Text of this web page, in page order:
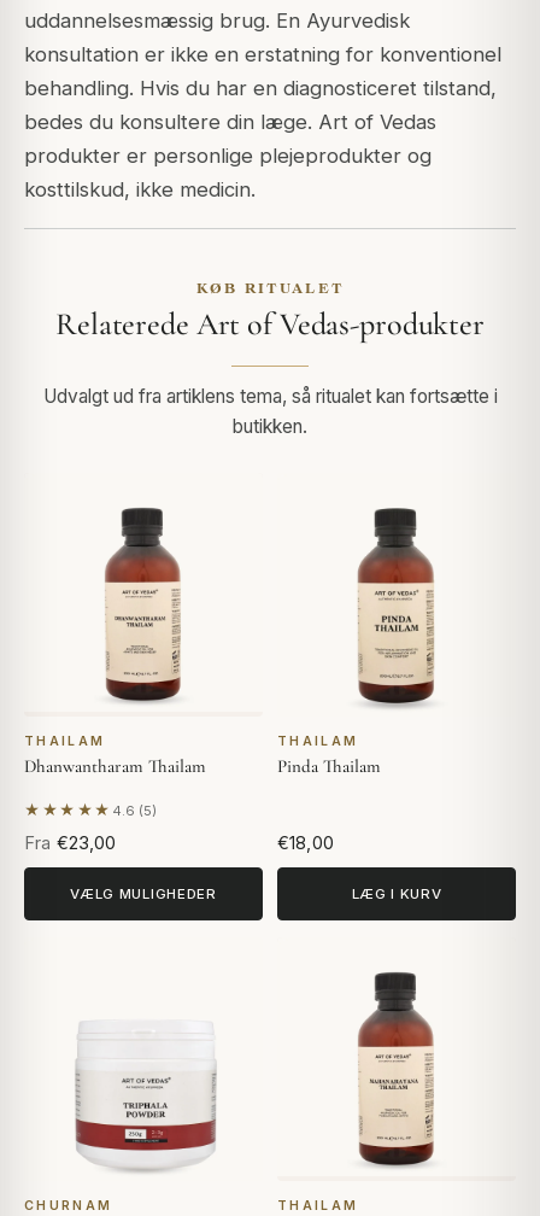
uddannelsesmæssig brug. En Ayurvedisk
konsultation er ikke en erstatning for konventionel
behandling. Hvis du har en diagnosticeret tilstand,
bedes du konsultere din læge. Art of Vedas
produkter er personlige plejeprodukter og
kosttilskud, ikke medicin.
KØB RITUALET
Relaterede Art of Vedas-produkter
Udvalgt ud fra artiklens tema, så ritualet kan fortsætte i
butikken.
THAILAM
Dhanwantharam Thailam
★★★★★ 4.6 (5)
Baseret på 5 anmeldelser
Fra €23,00
VÆLG MULIGHEDER
THAILAM
Pinda Thailam
€18,00
LÆG I KURV
CHURNAM THAILAM